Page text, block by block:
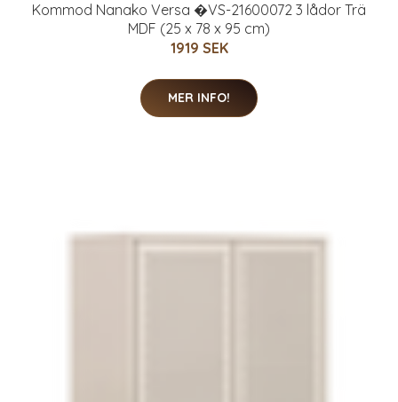
Kommod Nanako Versa �VS-21600072 3 lådor Trä
MDF (25 x 78 x 95 cm)
1919 SEK
MER INFO!